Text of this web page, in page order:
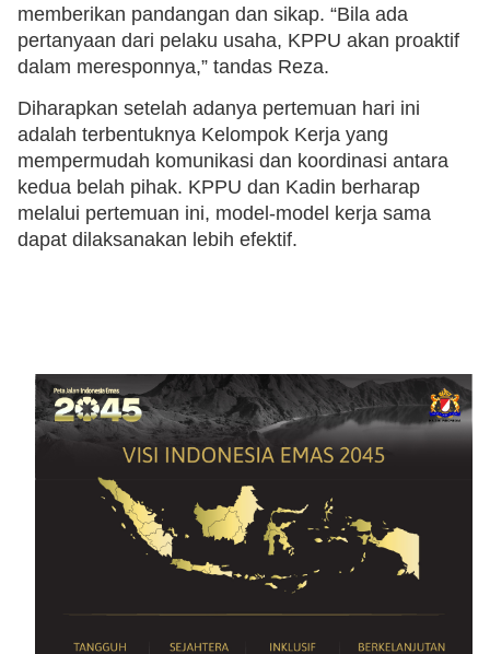
memberikan pandangan dan sikap. “Bila ada
pertanyaan dari pelaku usaha, KPPU akan proaktif
dalam meresponnya,” tandas Reza.
Diharapkan setelah adanya pertemuan hari ini
adalah terbentuknya Kelompok Kerja yang
mempermudah komunikasi dan koordinasi antara
kedua belah pihak. KPPU dan Kadin berharap
melalui pertemuan ini, model-model kerja sama
dapat dilaksanakan lebih efektif.